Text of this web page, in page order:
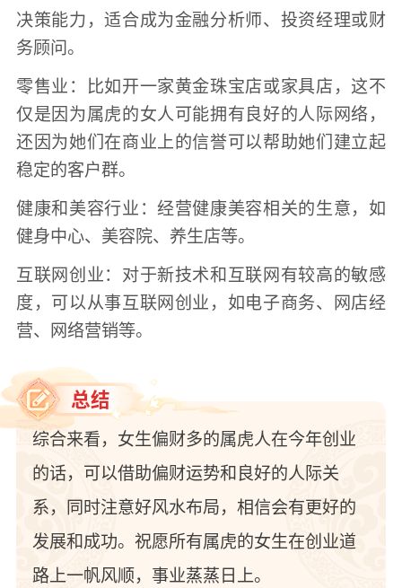
决策能力，适合成为金融分析师、投资经理或财
务顾问。
零售业：比如开一家黄金珠宝店或家具店，这不
仅是因为属虎的女人可能拥有良好的人际网络，
还因为她们在商业上的信誉可以帮助她们建立起
稳定的客户群。
健康和美容行业：经营健康美容相关的生意，如
健身中心、美容院、养生店等。
互联网创业：对于新技术和互联网有较高的敏感
度，可以从事互联网创业，如电子商务、网店经
营、网络营销等。
总结
综合来看，女生偏财多的属虎人在今年创业
的话，可以借助偏财运势和良好的人际关
系，同时注意好风水布局，相信会有更好的
发展和成功。祝愿所有属虎的女生在创业道
路上一帆风顺，事业蒸蒸日上。